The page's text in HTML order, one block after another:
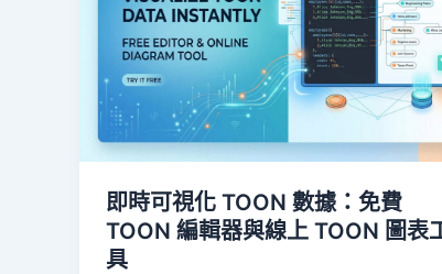
即時可視化 TOON 數據：免費
TOON 編輯器與線上 TOON 圖表
具